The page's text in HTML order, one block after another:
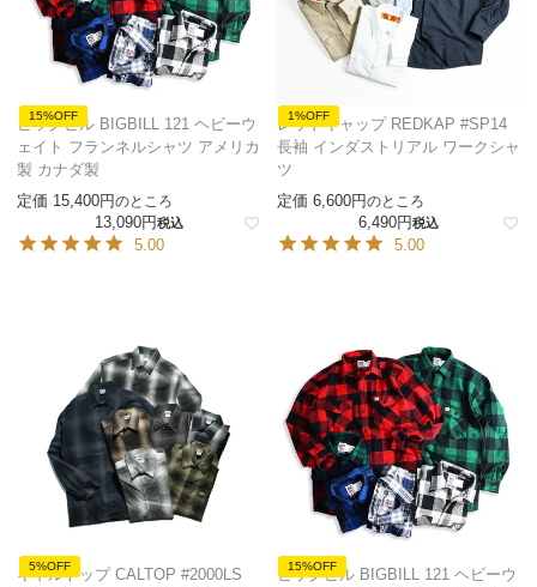
15%OFF
ビッグビル BIGBILL 121 ヘビーウ
ェイト フランネルシャツ アメリカ
製 カナダ製
定価 15,400 のところ
13,090 税込
5.00
1%OFF
レッドキャップ REDKAP #SP14
長袖 インダストリアル ワークシャ
ツ
定価 6,600 のところ
6,490 税込
5.00
5%OFF
キャルトップ CALTOP #2000LS
15%OFF
ビッグビル BIGBILL 121 ヘビーウ